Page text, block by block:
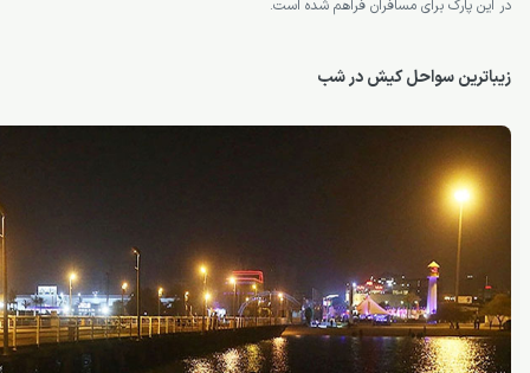
در این پارک برای مسافران فراهم شده است.
زیباترین سواحل کیش در شب